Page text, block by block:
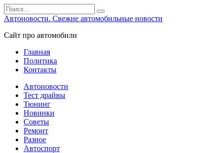
Перейти
к
Search
for:
Автоновости. Свежие автомобильные новости
Сайт про автомобили
Главная
Политика
Контакты
Автоновости
Тест драйвы
Тюнинг
Новинки
Советы
Ремонт
Разное
Автоспорт